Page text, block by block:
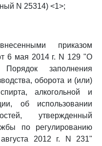
N 25314) <1>;
приказом
6 мая 2014 г. N 129 "О
заполнения
оборота и (или)
алкогольной и
об использовании
утвержденный
по регулированию
2012 г. N 231"